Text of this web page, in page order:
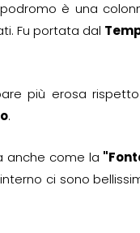
è una
Fu portata dal
più erosa rispetto
.
anche come la
ci sono